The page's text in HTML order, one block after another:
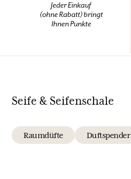
Jeder Einkauf
(ohne Rabatt) bringt
Ihnen Punkte
Seife & Seifenschale
Raumdüfte Duftspender